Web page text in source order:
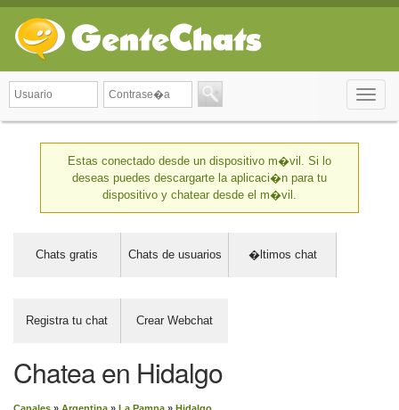
Toggle
Estas conectado desde un dispositivo m�vil. Si lo
deseas puedes descargarte la aplicaci�n para tu
dispositivo y chatear desde el m�vil.
Chats gratis Chats de usuarios �ltimos chat
Registra tu chat Crear Webchat
Chatea en Hidalgo